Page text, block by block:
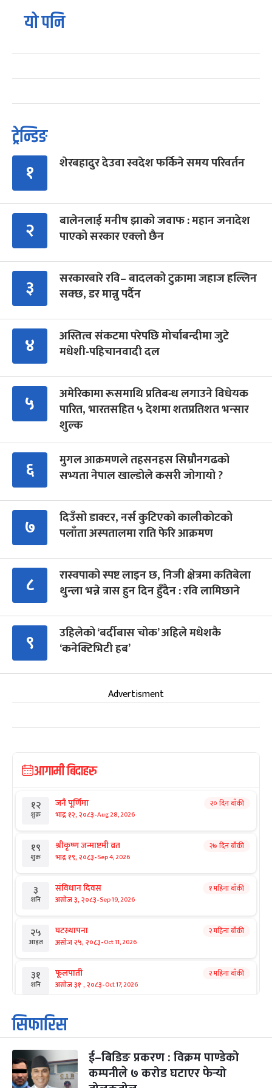
यो पनि
ट्रेन्डिङ
१ शेरबहादुर देउवा स्वदेश फर्किने समय परिवर्तन
२
बालेनलाई मनीष झाको जवाफ : महान जनादेश
पाएको सरकार एक्लो छैन
३
सरकारबारे रवि– बादलको टुक्रामा जहाज हल्लिन
सक्छ, डर मान्नु पर्दैन
४
अस्तित्व संकटमा परेपछि मोर्चाबन्दीमा जुटे
मधेशी-पहिचानवादी दल
५
अमेरिकामा रूसमाथि प्रतिबन्ध लगाउने विधेयक
पारित, भारतसहित ५ देशमा शतप्रतिशत भन्सार
शुल्क
६
मुगल आक्रमणले तहसनहस सिम्रौनगढको
सभ्यता नेपाल खाल्डोले कसरी जोगायो ?
७
दिउँसो डाक्टर, नर्स कुटिएको कालीकोटको
पलाँता अस्पतालमा राति फेरि आक्रमण
८
रास्वपाको स्पष्ट लाइन छ, निजी क्षेत्रमा कतिबेला
थुन्ला भन्ने त्रास हुन दिन हुँदैन : रवि लामिछाने
९
उहिलेको ‘बर्दीबास चोक’ अहिले मधेशकै
‘कनेक्टिभिटी हब’
Advertisment
आगामी बिदाहरु
१२
शुक्र
जनै पूर्णिमा
भाद्र १२, २०८३-Aug 28, 2026
२० दिन बाँकी
१९
शुक्र
श्रीकृष्ण जन्माष्टमी व्रत
भाद्र १९, २०८३-Sep 4, 2026
२७ दिन बाँकी
३
शनि
संविधान दिवस
असोज ३, २०८३-Sep 19, 2026
१ महिना बाँकी
२५
आइत
घटस्थापना
असोज २५, २०८३-Oct 11, 2026
२ महिना बाँकी
३१
शनि
फूलपाती
असोज ३१ , २०८३-Oct 17, 2026
२ महिना बाँकी
१
आइत
कार्तिक सङ्क्रान्ति
कार्तिक १, २०८३
३
मंगल
महानवमी
कार्तिक ३, २०८३-Oct 20, 2026
२ महिना बाँकी
सिफारिस
ई–बिडिङ प्रकरण : विक्रम पाण्डेको
कम्पनीले ७ करोड घटाएर फेर्‍यो